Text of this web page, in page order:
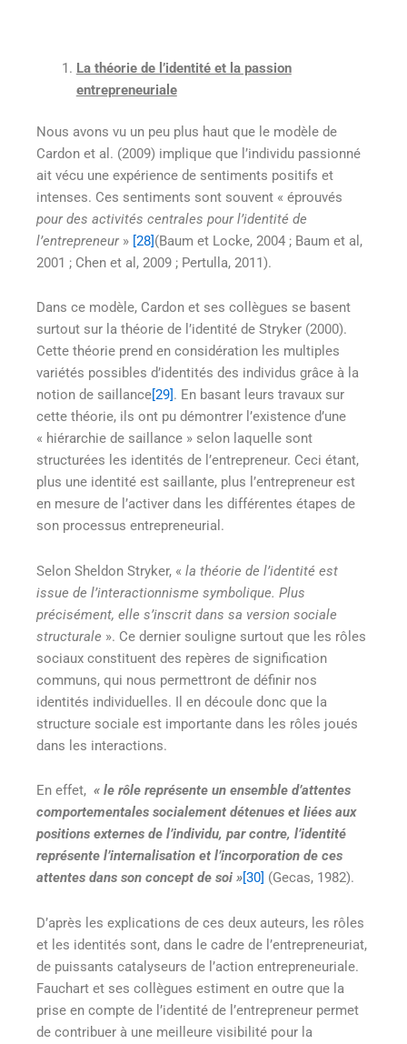
La théorie de l’identité et la passion
entrepreneuriale
Nous avons vu un peu plus haut que le modèle de
Cardon et al. (2009) implique que l’individu passionné
ait vécu une expérience de sentiments positifs et
intenses. Ces sentiments sont souvent « éprouvés
pour des activités centrales pour l’identité de
l’entrepreneur» [28](Baum et Locke, 2004 ; Baum et al,
2001 ; Chen et al, 2009 ; Pertulla, 2011).
Dans ce modèle, Cardon et ses collègues se basent
surtout sur la théorie de l’identité de Stryker (2000).
Cette théorie prend en considération les multiples
variétés possibles d’identités des individus grâce à la
notion de saillance [29] . En basant leurs travaux sur
cette théorie, ils ont pu démontrer l’existence d’une
« hiérarchie de saillance » selon laquelle sont
structurées les identités de l’entrepreneur. Ceci étant,
plus une identité est saillante, plus l’entrepreneur est
en mesure de l’activer dans les différentes étapes de
son processus entrepreneurial.
Selon Sheldon Stryker, « la théorie de l’identité est
issue de l’interactionnisme symbolique. Plus
précisément, elle s’inscrit dans sa version sociale
structurale ». Ce dernier souligne surtout que les rôles
sociaux constituent des repères de signification
communs, qui nous permettront de définir nos
identités individuelles. Il en découle donc que la
structure sociale est importante dans les rôles joués
dans les interactions.
En effet, « le rôle représente un ensemble d’attentes
comportementales socialement détenues et liées aux
positions externes de l’individu, par contre, l’identité
représente l’internalisation et l’incorporation de ces
attentes dans son concept de soi » [30] (Gecas, 1982).
D’après les explications de ces deux auteurs, les rôles
et les identités sont, dans le cadre de l’entrepreneuriat,
de puissants catalyseurs de l’action entrepreneuriale.
Fauchart et ses collègues estiment en outre que la
prise en compte de l’identité de l’entrepreneur permet
de contribuer à une meilleure visibilité pour la